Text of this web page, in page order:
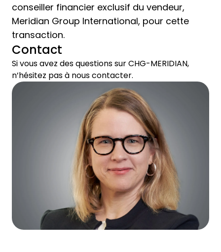
conseiller financier exclusif du vendeur,
Meridian Group International, pour cette
transaction.
Contact
Si vous avez des questions sur CHG-MERIDIAN,
n’hésitez pas à nous contacter.